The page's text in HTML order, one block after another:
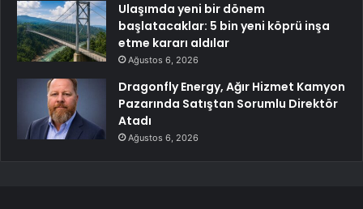
Ulaşımda yeni bir dönem
başlatacaklar: 5 bin yeni köprü inşa
etme kararı aldılar
Ağustos 6, 2026
Dragonfly Energy, Ağır Hizmet Kamyon
Pazarında Satıştan Sorumlu Direktör
Atadı
Ağustos 6, 2026